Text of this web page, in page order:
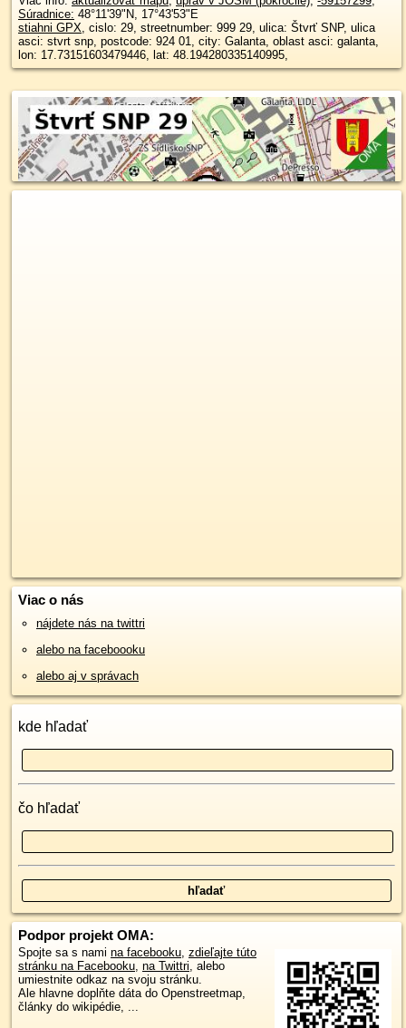
Súradnice: 48°11'39"N, 17°43'53"E
stiahni GPX, cislo: 29, streetnumber: 999 29, ulica: Štvrť SNP, ulica
asci: stvrt snp, postcode: 924 01, city: Galanta, oblast asci: galanta,
lon: 17.73151603479446, lat: 48.194280335140995,
Viac o nás
nájdete nás na twittri
alebo na faceboooku
alebo aj v správach
kde hľadať
čo hľadať
Podpor projekt OMA:
Spojte sa s nami na facebooku, zdieľajte túto
stránku na Facebooku, na Twittri, alebo
umiestnite odkaz na svoju stránku.
Ale hlavne doplňte dáta do Openstreetmap,
články do wikipédie, ...